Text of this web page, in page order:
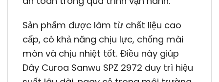
Sản phẩm được làm từ chất liệu cao
cấp, có khả năng chịu lực, chống mài
mòn và chịu nhiệt tốt. Điều này giúp
Dây Curoa Sanwu SPZ 2972 duy trì hiệu